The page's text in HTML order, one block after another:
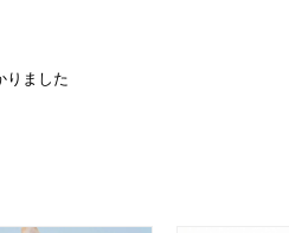
りました